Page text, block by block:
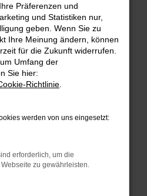
aufgetreten.
die dir helfen können:
und deine
zum Beispiel
wie Werbeblocker,
bestimmter Seiten
oder in einem privaten
Präferenzen und
und Statistiken nur,
geben. Wenn Sie zu
Ihre Meinung ändern, können
für die Zukunft widerrufen.
Umfang der
Sie hier:
Richtlinie
werden von uns eingesetzt:
erforderlich, um die
zu gewährleisten.